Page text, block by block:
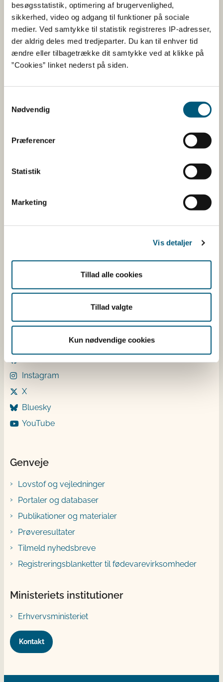
besøgsstatistik, optimering af brugervenlighed,
sikkerhed, video og adgang til funktioner på sociale
medier. Ved samtykke til statistik registreres IP-adresser,
der aldrig deles med tredjeparter. Du kan til enhver tid
ændre eller tilbagetrække dit samtykke ved at klikke på
”Cookies” linket nederst på siden.
Nødvendig
Præferencer
Statistik
Marketing
Vis detaljer
Tillad alle cookies
Tillad valgte
Kun nødvendige cookies
Fødevarestyrelsen
Fødevarestyrelsen er en styrelse under
Erhvervsministeriet. Styrelsen arbejder med hele
fødevarekæden fra jord til bord med fokus på
dyresundhed og sikker, sund mad. Vi står bag De
Fødevarestyrelsen
Tlf. 72 2​​​7 69 00
EAN
Fredag: 9-12
Følg os
Instagram
X
Bluesky
YouTube
Genveje
Lovstof og vejledninger
Portaler og databaser
Publikationer og materialer
Prøveresultater
Tilmeld nyhedsbreve
Registreringsblanketter til fødevarevirksomheder
Ministeriets institutioner
Erhvervsministeriet
Kontakt